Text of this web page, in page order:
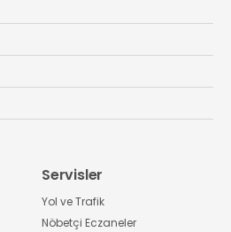
Servisler
Yol ve Trafik
Nöbetçi Eczaneler